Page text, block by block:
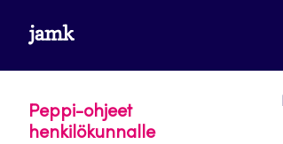
suoraan
sisältöön
www.jamk.fi
Peppi-ohjeet
henkilökunnalle